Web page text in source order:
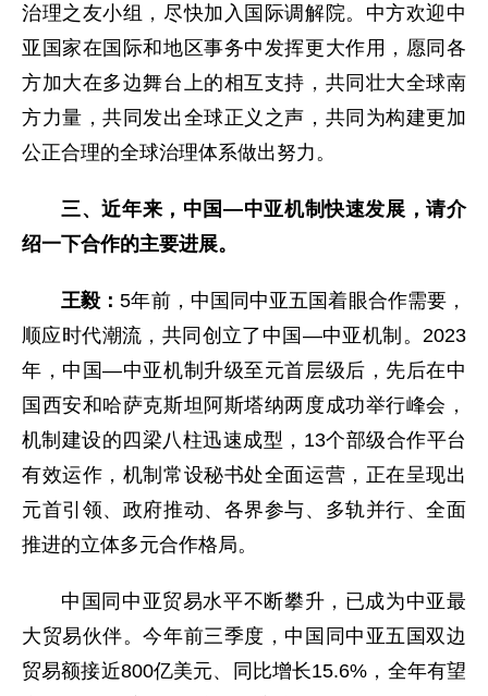
治理之友小组，尽快加入国际调解院。中方欢迎中
亚国家在国际和地区事务中发挥更大作用，愿同各
方加大在多边舞台上的相互支持，共同壮大全球南
方力量，共同发出全球正义之声，共同为构建更加
公正合理的全球治理体系做出努力。
三、近年来，中国—中亚机制快速发展，请介
绍一下合作的主要进展。
王毅：5年前，中国同中亚五国着眼合作需要，
顺应时代潮流，共同创立了中国—中亚机制。2023
年，中国—中亚机制升级至元首层级后，先后在中
国西安和哈萨克斯坦阿斯塔纳两度成功举行峰会，
机制建设的四梁八柱迅速成型，13个部级合作平台
有效运作，机制常设秘书处全面运营，正在呈现出
元首引领、政府推动、各界参与、多轨并行、全面
推进的立体多元合作格局。
中国同中亚贸易水平不断攀升，已成为中亚最
大贸易伙伴。今年前三季度，中国同中亚五国双边
贸易额接近800亿美元、同比增长15.6%，全年有望